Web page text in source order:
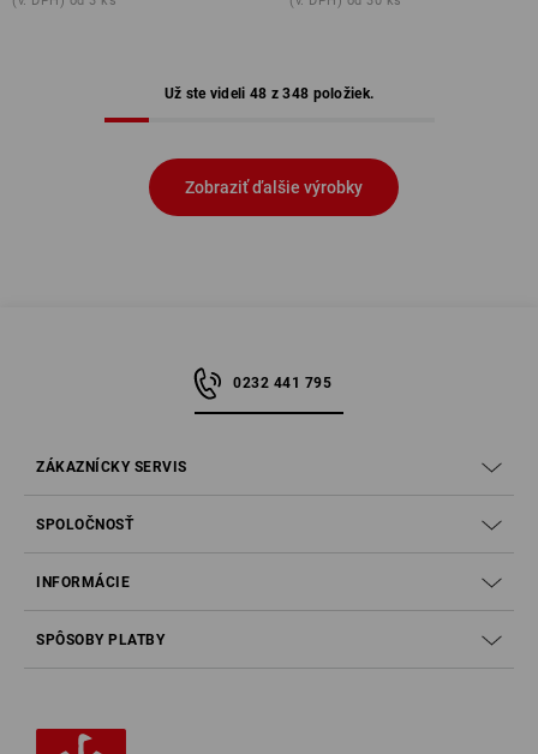
Už ste videli 48 z 348 položiek.
Zobraziť ďalšie výrobky
0232 441 795
ZÁKAZNÍCKY SERVIS
SPOLOČNOSŤ
INFORMÁCIE
SPÔSOBY PLATBY